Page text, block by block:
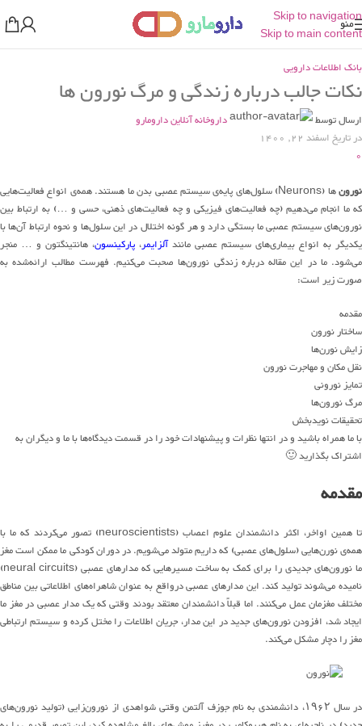
Skip to navigation
Skip to main content
منو
بانک اطلاعات دارویی
نکات جالب درباره زندگی و مرگ نورون ها
ارسال توسط
داروخانه آنلاین دارومارو
در تاریخ اسفند 22, 1400
0
نورون
ها (Neurons) سلول‌های پایه‌ی سیستم عصبی بدن ما هستند. همه‌ی انواع فعالیت‌هایی
که ما انجام می‌دهیم (چه فعالیت‌های فیزیکی و چه فعالیت‌های ذهنی، حسی و …) به ارتباط بین
نورون‌های سیستم عصبی ما بستگی دارد و هر گونه اختلال در این سلول‌ها و نحوه ارتباط آن‌ها با
یکدیگر به انواع بیماری‌های سیستم عصبی مانندآلزایمر، پارکینسون، هانتینگتون و … منجر
می‌شود. ما در این مقاله درباره زندگی نورون‌ها صحبت می‌کنیم. فهرست مطالب ارائه‌شده به
صورت زیر است:
مقدمه
ساختارنورون
زایش نورن‌ها
نقل مکان و مهاجرت نورون
تمایز نورونی
مرگ نورون‌ها
تحقیقات نویدبخش
با ما همراه باشید و در انتها نظرات و پیشنهادات خود را در قسمت دیدگاه‌ها با ما و دیگران به
اشتراک بگذارید 🙂
مقدمه
تا همین اواخر، اکثر دانشمندان علوم اعصاب(neuroscientists) تصورمیکردند که ما با
همه‌ی نورن‌هایی(سلولهایعصبی) که داریممتولدمی‌شویم.در دوران کودکی ما ممکن استمغز
مانورونهایجدیدی را برای کمک به ساخت مسیرهاییکهمدارهای عصبی(neural circuits)
نامیده می‌شوندتولید کند. این مدارهای عصبیدرواقعبه عنوانشاهراههای اطلاعاتی بین مناطق
مختلف مغزمانعملمیکنند. اما قبلاًدانشمندان معتقد بودند وقتیکه یک مدار عصبیدر مغز ما
ایجاد شد، افزودن نورون‌هایجدیددر این مدار،جریان اطلاعات را مختل کرده و سیستم ارتباطی
مغز رادچار مشکل می‌کند.
در سال ۱۹۶۲، دانشمندیبه نامجوزف آلتمنوقتیشواهدی از نورون‌زایی (تولیدنورونهای